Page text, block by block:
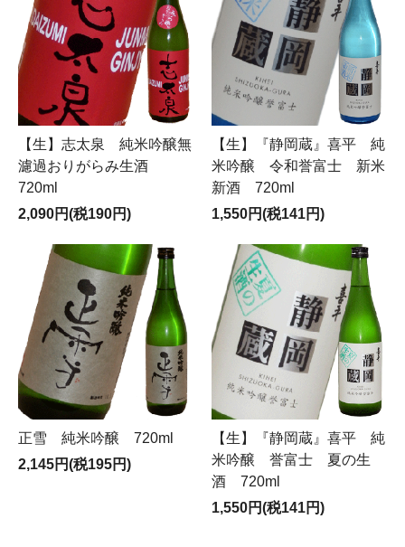
【生】志太泉 純米吟醸無
濾過おりがらみ生酒
720ml
2,090円(税190円)
【生】『静岡蔵』喜平 純
米吟醸 令和誉富士 新米
新酒 720ml
1,550円(税141円)
正雪 純米吟醸 720ml
2,145円(税195円)
【生】『静岡蔵』喜平 純
米吟醸 誉富士 夏の生
酒 720ml
1,550円(税141円)